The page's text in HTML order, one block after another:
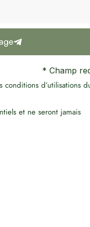
* Champ
conditions d’utilisations
et ne seront jamais